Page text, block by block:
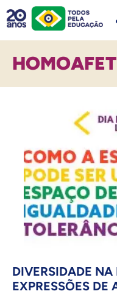
DIVERSIDADE
EXPRESSÕES DE